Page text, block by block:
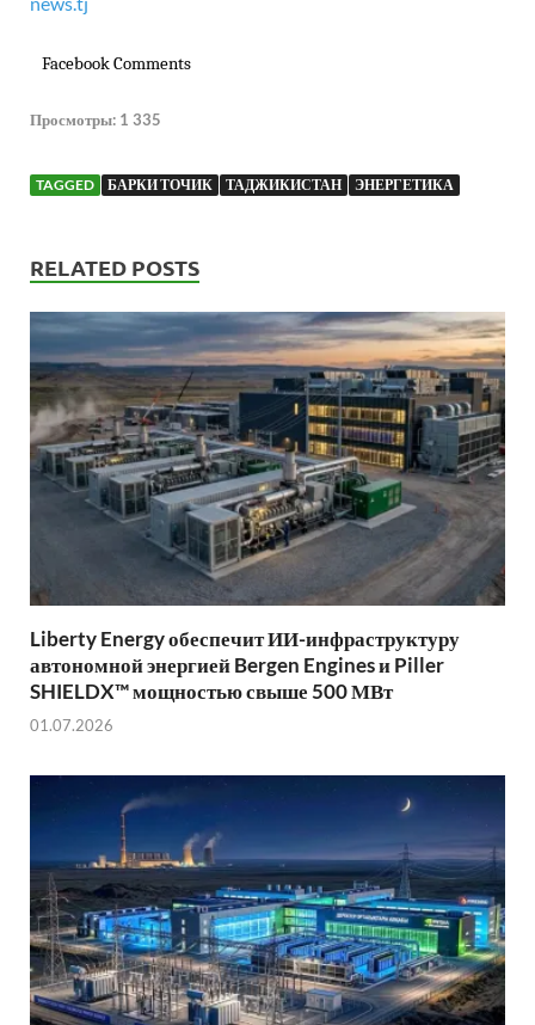
Facebook Comments
Просмотры: 1 335
TAGGED БАРКИ ТОЧИК ТАДЖИКИСТАН ЭНЕРГЕТИКА
RELATED POSTS
Liberty Energy обеспечит ИИ-инфраструктуру
автономной энергией Bergen Engines и Piller
SHIELDX™ мощностью свыше 500 МВт
01.07.2026